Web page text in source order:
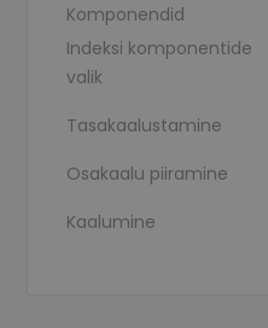
Komponendid
Indeksi komponentide
valik
Tasakaalustamine
Osakaalu piiramine
Kaalumine